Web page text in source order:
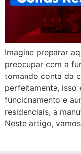
Imagine preparar
preocupar com a
tomando conta da
perfeitamente, isso
funcionamento e
residenciais, a
Neste artigo,